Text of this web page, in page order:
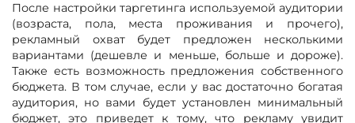
После настройки таргетинга используемой аудитории
(возраста, пола, места проживания и прочего),
рекламный охват будет предложен несколькими
вариантами (дешевле и меньше, больше и дороже).
Также есть возможность предложения собственного
бюджета. В том случае, если у вас достаточно богатая
аудитория, но вами будет установлен минимальный
бюджет, это приведет к тому, что рекламу увидит